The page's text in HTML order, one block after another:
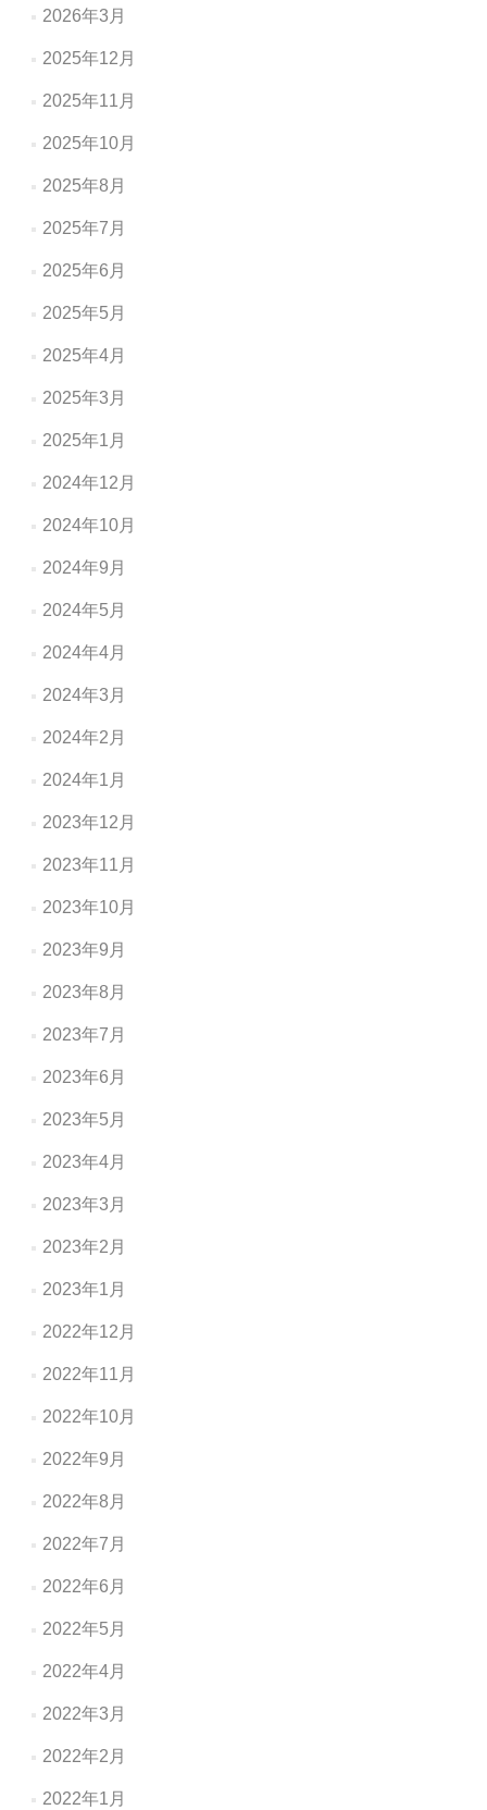
2026年3月
2025年12月
2025年11月
2025年10月
2025年8月
2025年7月
2025年6月
2025年5月
2025年4月
2025年3月
2025年1月
2024年12月
2024年10月
2024年9月
2024年5月
2024年4月
2024年3月
2024年2月
2024年1月
2023年12月
2023年11月
2023年10月
2023年9月
2023年8月
2023年7月
2023年6月
2023年5月
2023年4月
2023年3月
2023年2月
2023年1月
2022年12月
2022年11月
2022年10月
2022年9月
2022年8月
2022年7月
2022年6月
2022年5月
2022年4月
2022年3月
2022年2月
2022年1月